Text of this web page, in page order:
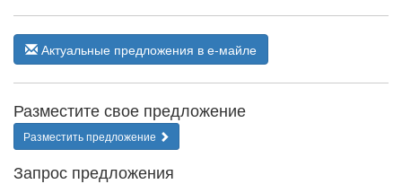
Актуальные предложения в е-майле
Разместите свое предложение
Разместить предложение
Запрос предложения